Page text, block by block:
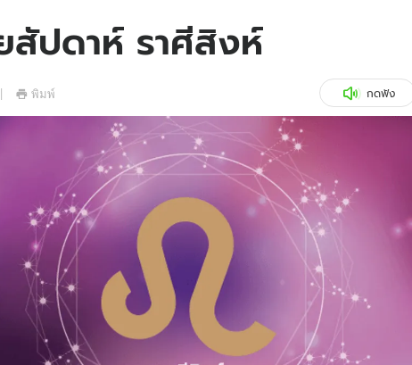
สถิติหวยไทย
รถยนต์
สุขภาพ
เที่ยว-กิน
Tasteful Thailand
Sanook Choice
ติดตามสนุกโซเชียลได้ที่
สัปดาห์ ราศีสิงห์
พิมพ์ กดฟัง